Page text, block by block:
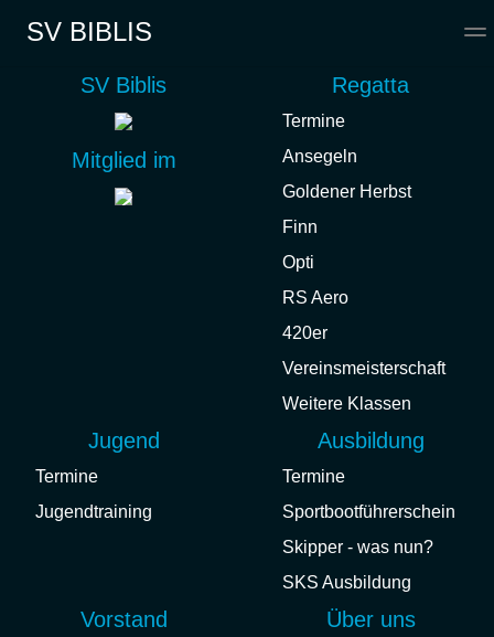
SV BIBLIS
Ansegeln
Goldener Herbst
RS Aero
Vereinsmeisterschaft
SV Biblis
Mitglied im
Regatta
Termine
Ansegeln
Goldener Herbst
Finn
Opti
RS Aero
420er
Vereinsmeisterschaft
Weitere Klassen
Jugend
Termine
Jugendtraining
Ausbildung
Termine
Sportbootführerschein
Skipper - was nun?
SKS Ausbildung
Vorstand Über uns